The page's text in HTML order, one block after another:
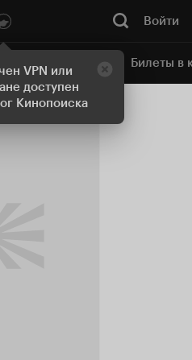
VPN или
доступен
Кинопоиска
Войти
кинотеатр Билеты в